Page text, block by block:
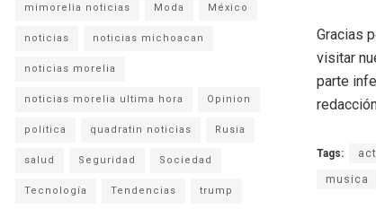
Gracias
visitar
parte
Tags:
musica
mimorelia noticias Moda México
noticias noticias michoacan
noticias morelia
noticias morelia ultima hora Opinion
politica quadratin noticias Rusia
salud Seguridad Sociedad
Tecnología Tendencias trump